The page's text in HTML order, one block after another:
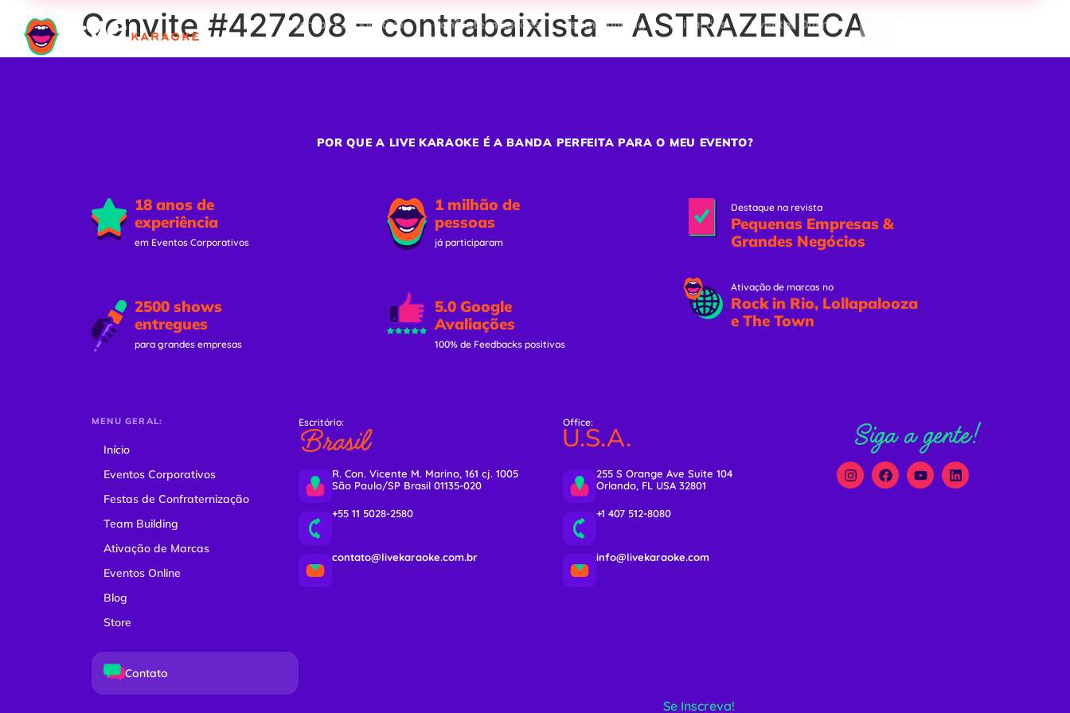
Eventos Corporativos Confraternizações Team Building Ativações Eventos Online
Convite #427208 – contrabaixista – ASTRAZENECA
POR QUE A LIVE KARAOKE É A BANDA PERFEITA PARA O MEU EVENTO?
18 anos de
experiência
em Eventos Corporativos
2500 shows
entregues
para grandes empresas
1 milhão de
pessoas
já participaram
5.0 Google
Avaliações
100% de Feedbacks positivos
Destaque na revista
Pequenas Empresas &
Grandes Negócios
Ativação de marcas no
Rock in Rio, Lollapalooza
e The Town
MENU GERAL:
Início
Eventos Corporativos
Festas de Confraternização
Team Building
Ativação de Marcas
Eventos Online
Blog
Store
Contato
Escritório:
Brasil
R. Con. Vicente M. Marino, 161 cj. 1005
São Paulo/SP Brasil 01135-020
+55 11 5028-2580
contato@livekaraoke.com.br
Office:
U.S.A.
255 S Orange Ave Suite 104
Orlando, FL USA 32801
+1 407 512-8080
info@livekaraoke.com
Siga a gente!
Se Inscreva!